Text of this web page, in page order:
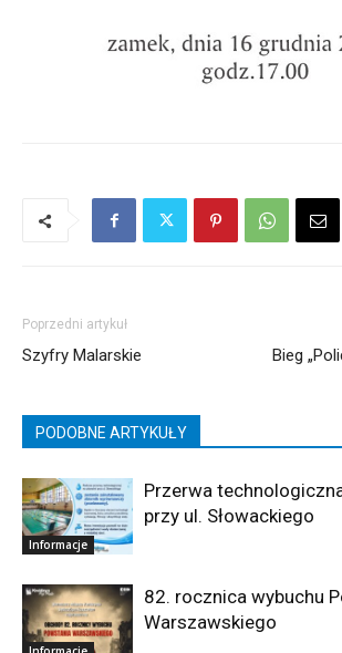
Poprzedni artykuł
Szyfry Malarskie Bieg
PODOBNE ARTYKUŁY
Informacje
Przerwa
przy ul. Słowackiego
82. rocznica wybuchu
Warszawskiego